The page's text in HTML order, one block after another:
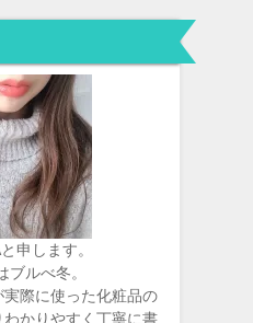
申します。
ブルべ冬。
際に使った化粧品の
かりやすく丁寧に書